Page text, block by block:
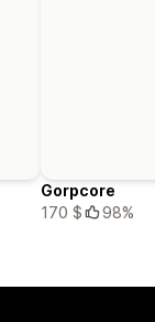
Gorpcore
170 $
98%